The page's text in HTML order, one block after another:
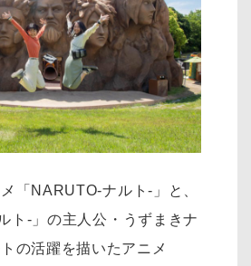
「NARUTO-ナルト-」と、
ト-」の主人公・うずまきナ
の活躍を描いたアニメ